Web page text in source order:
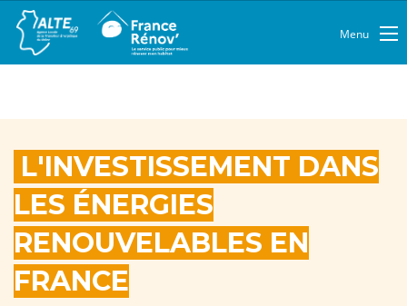
Menu
L'INVESTISSEMENT DANS
LES ÉNERGIES
RENOUVELABLES EN
FRANCE